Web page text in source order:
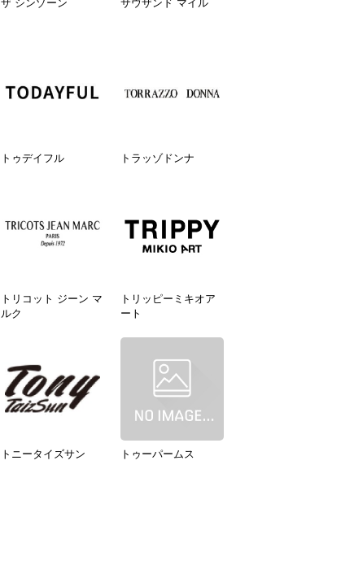
ザ シンゾーン サウザンド マイル
トゥデイフル トラッゾドンナ
トリコット ジーン マ
ルク
トリッピーミキオア
ート
トニータイズサン トゥーパームス